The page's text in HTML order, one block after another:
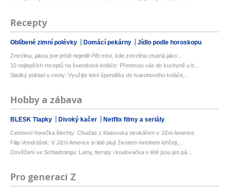
Recepty
Oblíbené zimní polévky Domácí pekárny Jídlo podle horoskopu
Zmrzlina, jakou jste ještě nejedli! Pět míst, kde zmrzlina chutná jako...
10 nejlepších receptů na švestkové koláče: Přenesou vás do kuchyně u b...
Sladký poklad u cesty: Využijte letní špendlíky do tvarohového koláče,...
Hobby a zábava
BLESK Tlapky Divoký kačer Netflix filmy a seriály
Cestovní horečka šlechty: Chuďas z Klatovska otrokářem v Jižní Americe
Filip Vondrášek: V Jižní Americe si lidé plují životem mnohem lehčeji,...
Osvěžení ve Schladmingu: Lamy, ferraty i koulovačka v létě jsou jen pá...
Pro generaci Z